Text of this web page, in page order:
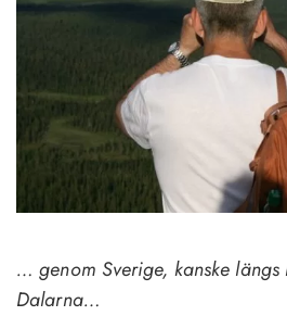
… genom Sverige, kanske längs
Dalarna…